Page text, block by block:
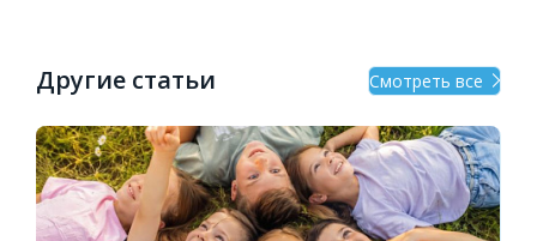
Другие статьи Смотреть все